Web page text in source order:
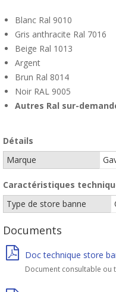
Blanc Ral 9010
Gris anthracite Ral 7016
Beige Ral 1013
Argent
Brun Ral 8014
Noir RAL 9005
Autres Ral sur-
Détails
Marque
Caractéristiques
Type de store banne
Documents
Doc technique store
Document consultable ou